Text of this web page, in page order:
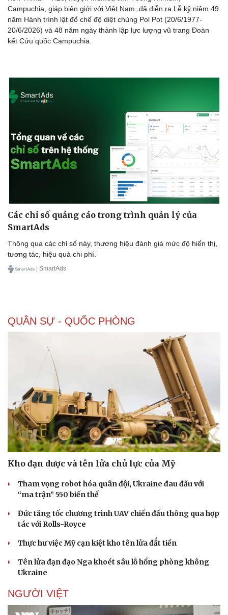
Vì cộng đồng
Campuchia, giáp biên giới với Việt Nam, đã diễn ra Lễ kỷ niệm 49
năm Hành trình lật đổ chế độ diệt chủng Pol Pot (20/6/1977-
20/6/2026) và 48 năm ngày thành lập lực lượng vũ trang Đoàn
kết Cứu quốc Campuchia.
Các chỉ số quảng cáo trong trình quản lý của
SmartAds
Thông qua các chỉ số này, thương hiệu đánh giá mức độ hiển thị,
tương tác, hiệu quả chi phí.
| SmartAds
QUÂN SỰ - QUỐC PHÒNG
Kho đạn dược và tên lửa chủ lực của Mỹ
Tham vọng robot hóa quân đội, Ukraine đau đầu với
“ma trận” 550 biến thể
Đức tăng tốc chương trình UAV chiến đấu thông qua hợp
tác với Rolls-Royce
Thực hư việc Mỹ cạn kiệt kho tên lửa đắt tiền
Tên lửa đạn đạo Nga khoét sâu lỗ hổng phòng không
Ukraine
NGƯỜI VIỆT